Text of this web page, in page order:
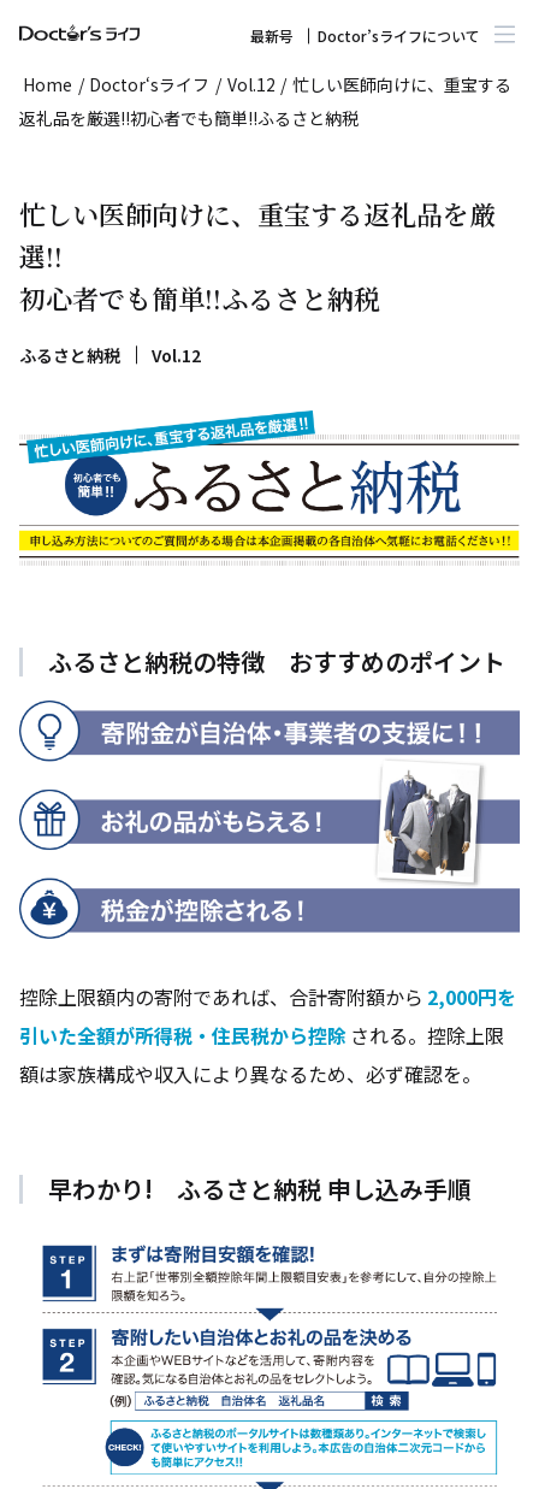
最新号 Doctor’sライフについて
Home / Doctor‘sライフ / Vol.12 / 忙しい医師向けに、重宝する
返礼品を厳選!!初心者でも簡単!!ふるさと納税
忙しい医師向けに、重宝する返礼品を厳
選!!
初心者でも簡単!!ふるさと納税
ふるさと納税 Vol.12
ふるさと納税の特徴 おすすめのポイント
控除上限額内の寄附であれば、合計寄附額から 2,000円を
引いた全額が所得税・住民税から控除 される。控除上限
額は家族構成や収入により異なるため、必ず確認を。
早わかり! ふるさと納税 申し込み手順